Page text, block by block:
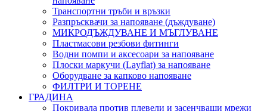
Транспортни тръби и връзки
Разпръсквачи за напояване (дъждуване)
МИКРОДЪЖДУВАНЕ И МЪГЛУВАНЕ
Пластмасови резбови фитинги
Водни помпи и аксесоари за напояване
Плоски маркучи (Layflat) за напояване
Оборудване за капково напояване
ФИЛТРИ И ТОРЕНЕ
ГРАДИНА
Покривала против плевели и засенчващи мрежи